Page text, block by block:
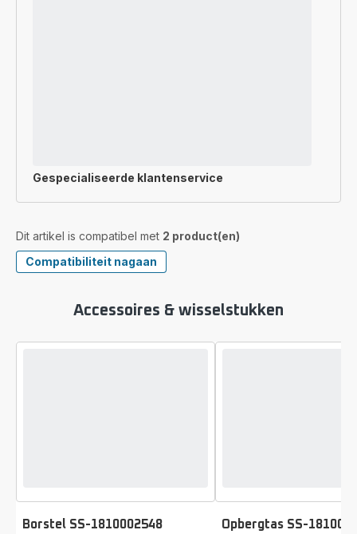
Gespecialiseerde klantenservice
Dit artikel is compatibel met 2 product(en)
Compatibiliteit nagaan
Accessoires & wisselstukken
Borstel SS-1810002548
Beoordeling Opbergtas SS-